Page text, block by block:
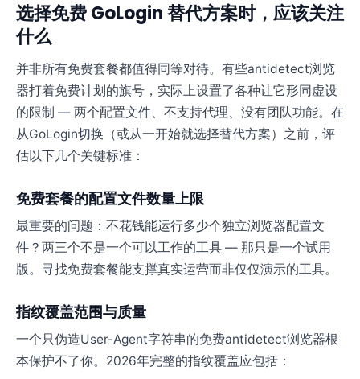
选择免费 GoLogin 替代方案时，应该关注
什么
并非所有免费套餐都值得同等对待。有些antidetect浏览
器打着免费计划的旗号，实际上设置了各种让它形同虚设
的限制 — 两个配置文件、不支持代理、没有团队功能。在
从GoLogin切换（或从一开始就选择替代方案）之前，评
估以下几个关键标准：
免费套餐的配置文件数量上限
最重要的问题：不花钱能运行多少个独立浏览器配置文
件？两三个不是一个可以工作的工具 — 那只是一个试用
版。寻找免费套餐能支撑真实运营而非仅仅演示的工具。
指纹覆盖范围与质量
一个只伪造User-Agent字符串的免费antidetect浏览器根
本保护不了你。2026年完整的指纹覆盖应包括：